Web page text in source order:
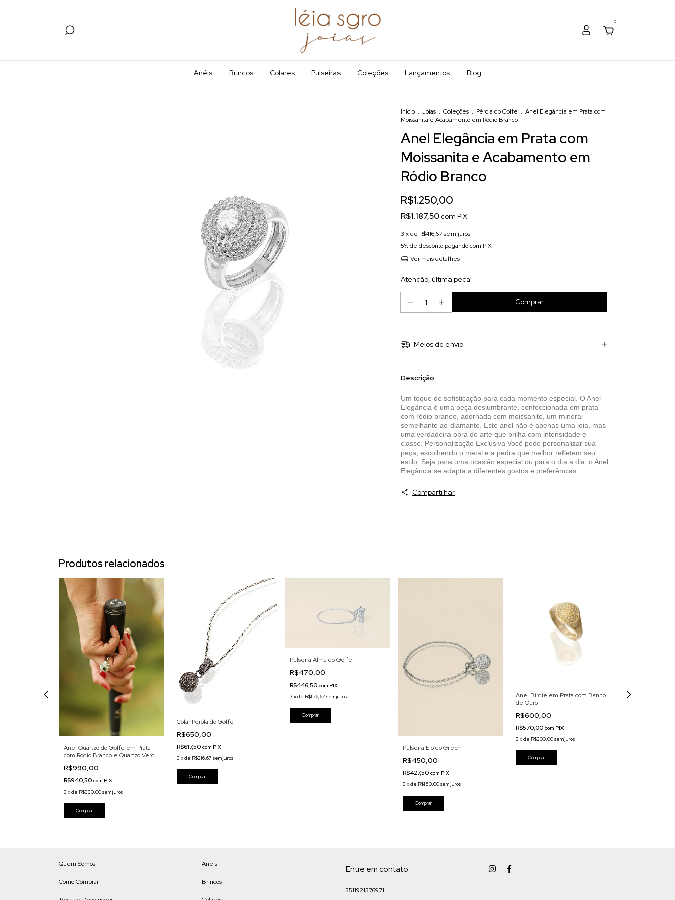
0
Anéis Brincos Colares Pulseiras Coleções Lançamentos Blog
Início . Joias . Coleções . Pérola do Golfe . Anel Elegância em Prata com
Moissanita e Acabamento em Ródio Branco
Anel Elegância em Prata com
Moissanita e Acabamento em
Ródio Branco
R$1.250,00
R$1.187,50 com PIX
3 x de R$416,67sem juros
5% de desconto pagando com PIX
Ver mais detalhes
Atenção, última peça!
Meios de envio
Descrição
Um toque de sofisticação para cada momento especial. O Anel
Elegância é uma peça deslumbrante, confeccionada em prata
com ródio branco, adornada com moissanite, um mineral
semelhante ao diamante. Este anel não é apenas uma joia, mas
uma verdadeira obra de arte que brilha com intensidade e
classe. Personalização Exclusiva Você pode personalizar sua
peça, escolhendo o metal e a pedra que melhor refletem seu
estilo. Seja para uma ocasião especial ou para o dia a dia, o Anel
Elegância se adapta a diferentes gostos e preferências.
Compartilhar
Produtos relacionados
Anel Quartzo do Golfe em Prata
com Ródio Branco e Quartzo Verde
R$990,00
R$940,50 com PIX
3 xde R$330,00sem juros
Colar Pérola do Golfe
R$650,00
R$617,50 com PIX
3 xde R$216,67 sem juros
Comprar
Pulseira Alma do Golfe
R$470,00
R$446,50 com PIX
3 xde R$156,67 sem juros
Pulseira Elo do Green
R$450,00
R$427,50 com PIX
3 xde R$150,00sem juros
Anel Birdie em Prata com Banho
de Ouro
R$600,00
R$570,00 com PIX
3 xde R$200,00sem juros
Quem Somos
Como Comprar
Anéis
Brincos
Entre em contato
5511921376971